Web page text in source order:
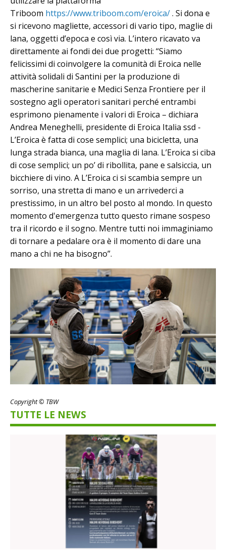
Triboom https://www.triboom.com/eroica/. Si dona e
si ricevono magliette, accessori di vario tipo, maglie di
lana, oggetti d’epoca e così via. L’intero ricavato va
direttamente ai fondi dei due progetti: “Siamo
felicissimi di coinvolgere la comunità di Eroica nelle
attività solidali di Santini per la produzione di
mascherine sanitarie e Medici Senza Frontiere per il
sostegno agli operatori sanitari perché entrambi
esprimono pienamente i valori di Eroica – dichiara
Andrea Meneghelli, presidente di Eroica Italia ssd -
L’Eroica è fatta di cose semplici; una bicicletta, una
lunga strada bianca, una maglia di lana. L’Eroica si ciba
di cose semplici; un po’ di ribollita, pane e salsiccia, un
bicchiere di vino. A L’Eroica ci si scambia sempre un
sorriso, una stretta di mano e un arrivederci a
prestissimo, in un altro bel posto al mondo. In questo
momento d'emergenza tutto questo rimane sospeso
tra il ricordo e il sogno. Mentre tutti noi immaginiamo
di tornare a pedalare ora è il momento di dare una
mano a chi ne ha bisogno”.
Copyright © TBW
TUTTE LE NEWS